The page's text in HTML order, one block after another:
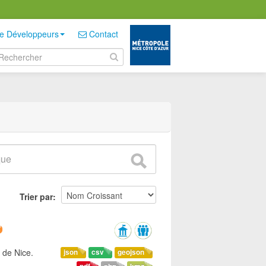
Développeurs Contact
Trier par
geojson
csv
json
Nice.